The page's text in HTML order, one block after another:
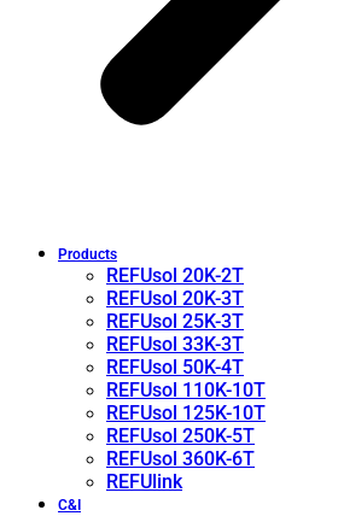
Products
REFUsol 20K-2T
REFUsol 20K-3T
REFUsol 25K-3T
REFUsol 33K-3T
REFUsol 50K-4T
REFUsol 110K-10T
REFUsol 125K-10T
REFUsol 250K-5T
REFUsol 360K-6T
REFUlink
C&I